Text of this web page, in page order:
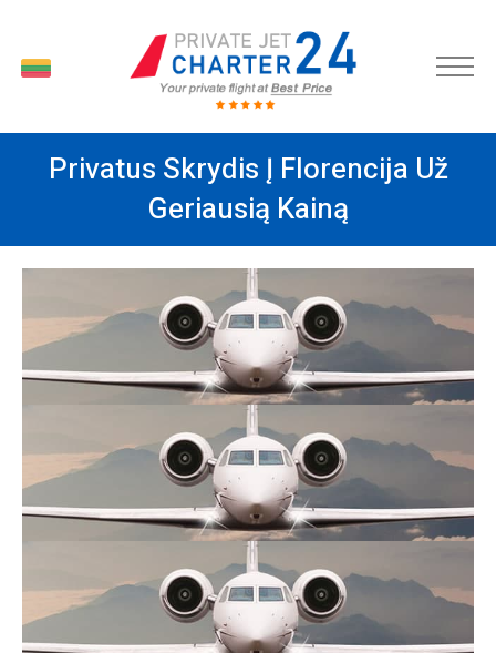
Privatus Skrydis Į Florencija Už
Geriausią Kainą